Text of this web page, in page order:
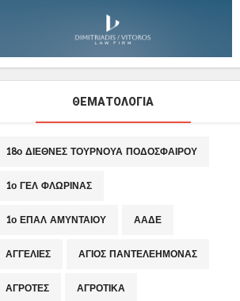
ΘΕΜΑΤΟΛΟΓΙΑ
18ο ΔΙΕΘΝΕΣ ΤΟΥΡΝΟΥΑ ΠΟΔΟΣΦΑΙΡΟΥ
1ο ΓΕΛ ΦΛΩΡΙΝΑΣ
1ο ΕΠΑΛ ΑΜΥΝΤΑΙΟΥ ΑΑΔΕ
ΑΓΓΕΛΙΕΣ ΑΓΙΟΣ ΠΑΝΤΕΛΕΗΜΟΝΑΣ
ΑΓΡΟΤΕΣ ΑΓΡΟΤΙΚΑ